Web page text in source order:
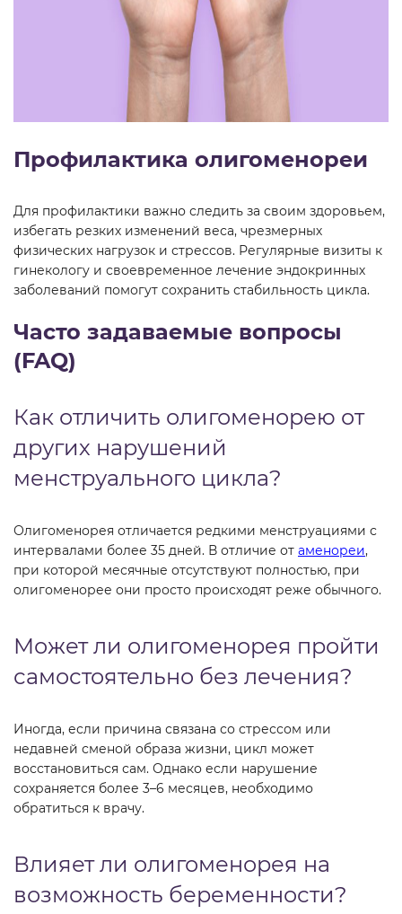
Профилактика олигоменореи
Для профилактики важно следить за своим здоровьем,
избегать резких изменений веса, чрезмерных
физических нагрузок и стрессов. Регулярные визиты к
гинекологу и своевременное лечение эндокринных
заболеваний помогут сохранить стабильность цикла.
Часто задаваемые вопросы
(FAQ)
Как отличить олигоменорею от
других нарушений
менструального цикла?
Олигоменорея отличается редкими менструациями с
интервалами более 35 дней. В отличие от аменореи,
при которой месячные отсутствуют полностью, при
олигоменорее они просто происходят реже обычного.
Может ли олигоменорея пройти
самостоятельно без лечения?
Иногда, если причина связана со стрессом или
недавней сменой образа жизни, цикл может
восстановиться сам. Однако если нарушение
сохраняется более 3–6 месяцев, необходимо
обратиться к врачу.
Влияет ли олигоменорея на
возможность беременности?